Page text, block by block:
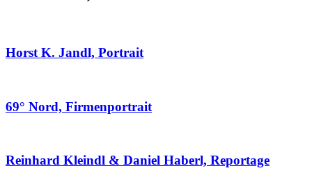
Horst K. Jandl, Portrait
69° Nord, Firmenportrait
Reinhard Kleindl & Daniel Haberl, Reportage